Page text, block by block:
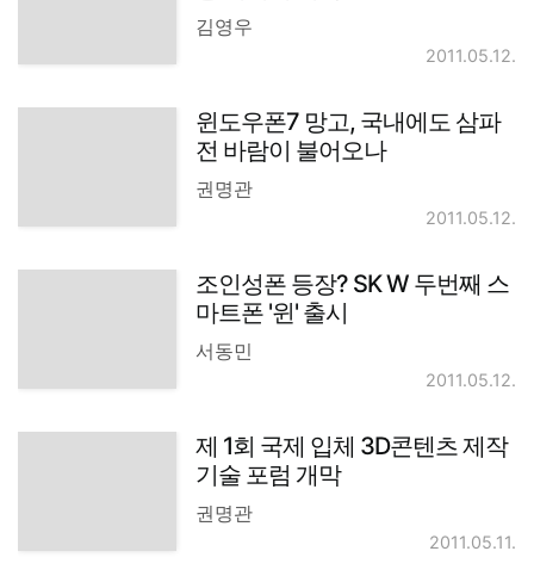
김영우
2011.05.12.
윈도우폰7 망고, 국내에도 삼파
전 바람이 불어오나
권명관
2011.05.12.
조인성폰 등장? SK W 두번째 스
마트폰 '윈' 출시
서동민
2011.05.12.
제 1회 국제 입체 3D콘텐츠 제작
기술 포럼 개막
권명관
2011.05.11.